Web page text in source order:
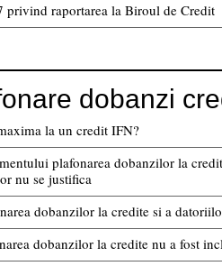
privind raportarea la Biroul de Credit
dobanzi
la un credit IFN?
plafonarea dobanzilor la
nu se justifica
dobanzilor la credite si a
dobanzilor la credite nu a fost